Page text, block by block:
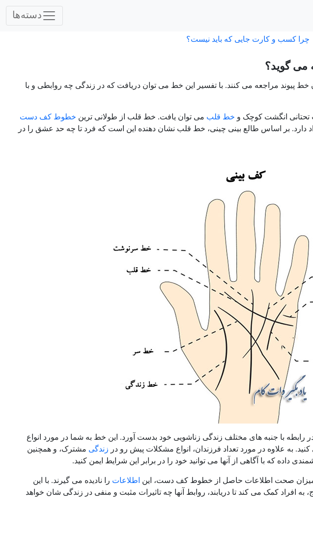
دسته‌ها
چرا کسب و کارت جایی که باید نیست؟
می گوید؟
خط پیوند مراجعه می کنند. با تفسیر این خط می توان دریافت که در زندگی چه روابطی و با
تحتانی انگشت کوچک و خط قلب می توان یافت. خط قلب از طولانی ترین خطوط کف دست
دارد. بر اساس طالع بینی چینی، خط قلب نشان دهنده این است که فرد تا چه حد عشق را در
رابطه با جنبه های مختلف زندگی زناشویی خود بدست آورد. این خط به شما در مورد انواع
به علاوه در مورد تعداد فرزندان، انواع مشکلات پیش رو در زندگی مشترک، و همچنین
داده که با آگاهی از آنها می توانید خود را در برابر این شرایط ایمن کنید.
در میزان صحت اطلاعات حاصل از خطوط کف دست، این اطلاعات را نادیده می گیرند. با این
به افراد کمک می کند تا دریابند، روابط آنها چه تاثیرات مثبت و منفی در زندگی شان خواهد